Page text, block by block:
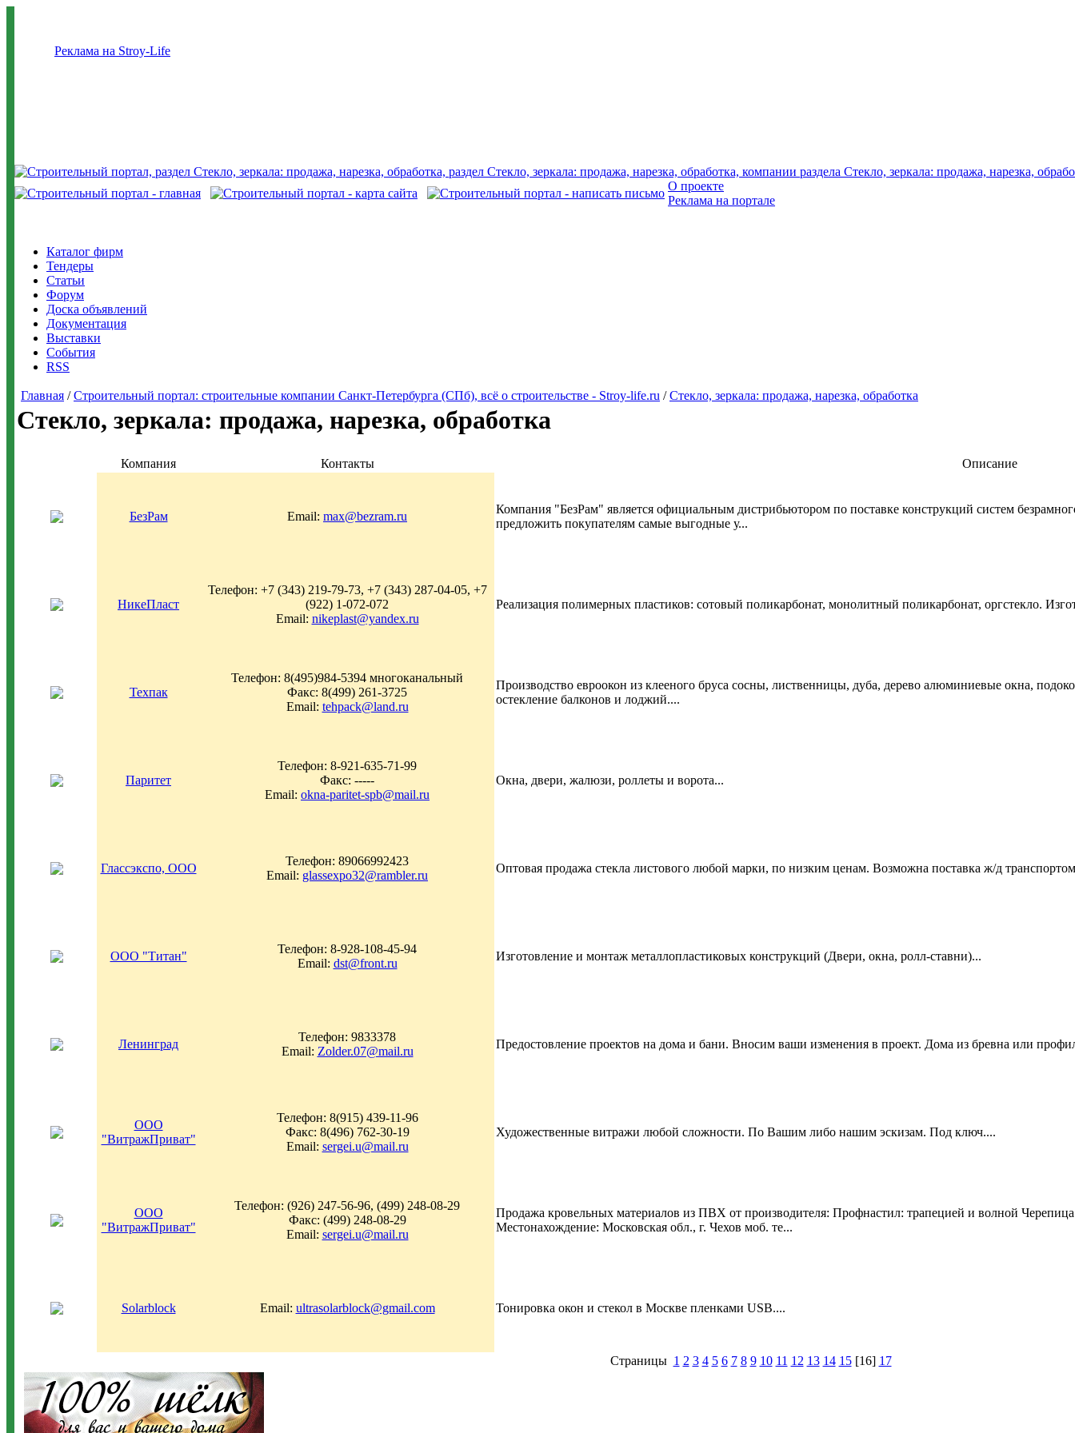
Реклама на Stroy-Life
О проекте
Реклама на портале
Каталог фирм
Тендеры
Статьи
Форум
Доска объявлений
Документация
Выставки
События
RSS
Главная /Строительный портал: строительные компании Санкт-Петербурга (СПб), всё о строительстве - Stroy-life.ru /Стекло, зеркала: продажа, нарезка, обработка
Стекло, зеркала: продажа, нарезка, обработка
Компания Контакты Описание
БезРам Email: max@bezram.ru
Компания "БезРам" является официальным дистрибьютором по поставке конструкций систем
предложить покупателям самые выгодные у...
НикеПласт
Телефон: +7 (343) 219-79-73, +7 (343) 287-04-05, +7
(922) 1-072-072
Email: nikeplast@yandex.ru
Реализация полимерных пластиков: сотовый поликарбонат, монолитный поликарбонат, оргстекло.
Техпак
Телефон: 8(495)984-5394 многоканальный
Факс: 8(499) 261-3725
Email: tehpack@land.ru
Производство евроокон из клееного бруса сосны, лиственницы, дуба, дерево алюминиевые окна,
остекление балконов и лоджий....
Паритет
Телефон: 8-921-635-71-99
Факс: -----
Email: okna-paritet-spb@mail.ru
Окна, двери, жалюзи, роллеты и ворота...
Глассэкспо, ООО
Телефон: 89066992423
Email: glassexpo32@rambler.ru
Оптовая продажа стекла листового любой марки, по низким ценам. Возможна поставка ж/д
ООО "Титан"
Телефон: 8-928-108-45-94
Email: dst@front.ru
Изготовление и монтаж металлопластиковых конструкций (Двери, окна, ролл-ставни)...
Ленинград
Телефон: 9833378
Email: Zolder.07@mail.ru
Предостовление проектов на дома и бани. Вносим ваши изменения в проект. Дома из бревна или
ООО
"ВитражПриват"
Телефон: 8(915) 439-11-96
Факс: 8(496) 762-30-19
Email: sergei.u@mail.ru
Художественные витражи любой сложности. По Вашим либо нашим эскизам. Под ключ....
ООО
"ВитражПриват"
Телефон: (926) 247-56-96, (499) 248-08-29
Факс: (499) 248-08-29
Email: sergei.u@mail.ru
Продажа кровельных материалов из ПВХ от производителя: Профнастил: трапецией и волной
Местонахождение: Московская обл., г. Чехов моб. те...
Solarblock Email: ultrasolarblock@gmail.com Тонировка окон и стекол в Москве пленками USB....
Страницы 1 2 3 4 5 6 7 8 9 10 11 12 13 14 15[16] 17